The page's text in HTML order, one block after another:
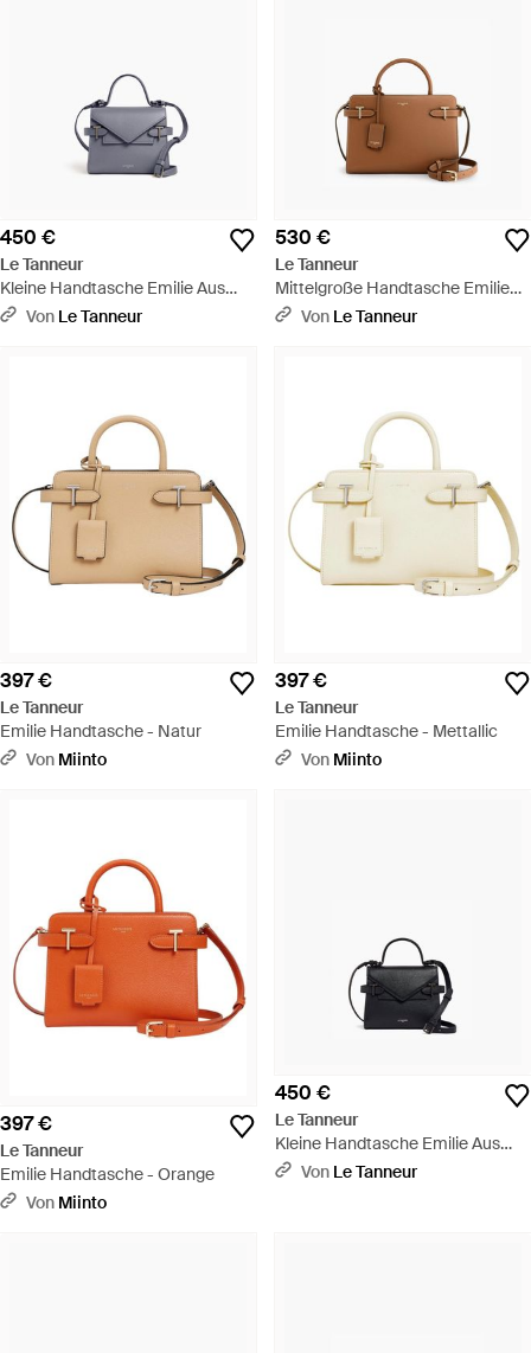
450 €
Le Tanneur
Kleine Handtasche Emilie Aus
Genarbtem Leder Mit
Von Le Tanneur
530 €
Le Tanneur
Mittelgroße Handtasche Emilie
Aus Genarbtem Leder - Braun
Von Le Tanneur
397 €
Le Tanneur
Emilie Handtasche - Natur
Von Miinto
397 €
Le Tanneur
Emilie Handtasche - Mettallic
Von Miinto
397 €
Le Tanneur
Emilie Handtasche - Orange
Von Miinto
450 €
Le Tanneur
Kleine Handtasche Emilie Aus
Genarbtem Leder Mit
Von Le Tanneur